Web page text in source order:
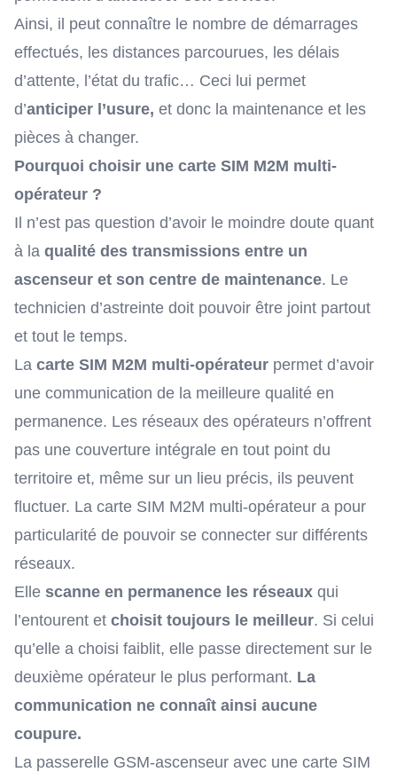
Ainsi, il peut connaître le nombre de démarrages
effectués, les distances parcourues, les délais
d’attente, l’état du trafic… Ceci lui permet
d’anticiper l’usure, et donc la maintenance et les
pièces à changer.
Pourquoi choisir une carte SIM M2M multi-
opérateur ?
Il n’est pas question d’avoir le moindre doute quant
à la qualité des transmissions entre un
ascenseur et son centre de maintenance. Le
technicien d’astreinte doit pouvoir être joint partout
et tout le temps.
La carte SIM M2M multi-opérateur permet d’avoir
une communication de la meilleure qualité en
permanence. Les réseaux des opérateurs n’offrent
pas une couverture intégrale en tout point du
territoire et, même sur un lieu précis, ils peuvent
fluctuer. La carte SIM M2M multi-opérateur a pour
particularité de pouvoir se connecter sur différents
réseaux.
Elle scanne en permanence les réseaux qui
l’entourent et choisit toujours le meilleur. Si celui
qu’elle a choisi faiblit, elle passe directement sur le
deuxième opérateur le plus performant. La
communication ne connaît ainsi aucune
coupure.
La passerelle GSM-ascenseur avec une carte SIM